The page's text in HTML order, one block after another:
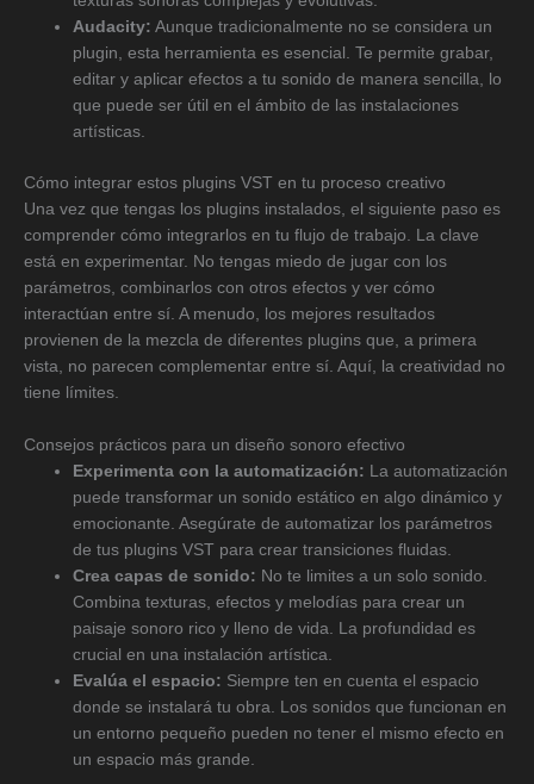
Audacity: Aunque tradicionalmente no se considera un
plugin, esta herramienta es esencial. Te permite grabar,
editar y aplicar efectos a tu sonido de manera sencilla, lo
que puede ser útil en el ámbito de las instalaciones
artísticas.
Cómo integrar estos plugins VST en tu proceso creativo
Una vez que tengas los plugins instalados, el siguiente paso es
comprender cómo integrarlos en tu flujo de trabajo. La clave
está en experimentar. No tengas miedo de jugar con los
parámetros, combinarlos con otros efectos y ver cómo
interactúan entre sí. A menudo, los mejores resultados
provienen de la mezcla de diferentes plugins que, a primera
vista, no parecen complementar entre sí. Aquí, la creatividad no
tiene límites.
Consejos prácticos para un diseño sonoro efectivo
Experimenta con la automatización: La automatización
puede transformar un sonido estático en algo dinámico y
emocionante. Asegúrate de automatizar los parámetros
de tus plugins VST para crear transiciones fluidas.
Crea capas de sonido: No te limites a un solo sonido.
Combina texturas, efectos y melodías para crear un
paisaje sonoro rico y lleno de vida. La profundidad es
crucial en una instalación artística.
Evalúa el espacio: Siempre ten en cuenta el espacio
donde se instalará tu obra. Los sonidos que funcionan en
un entorno pequeño pueden no tener el mismo efecto en
un espacio más grande.